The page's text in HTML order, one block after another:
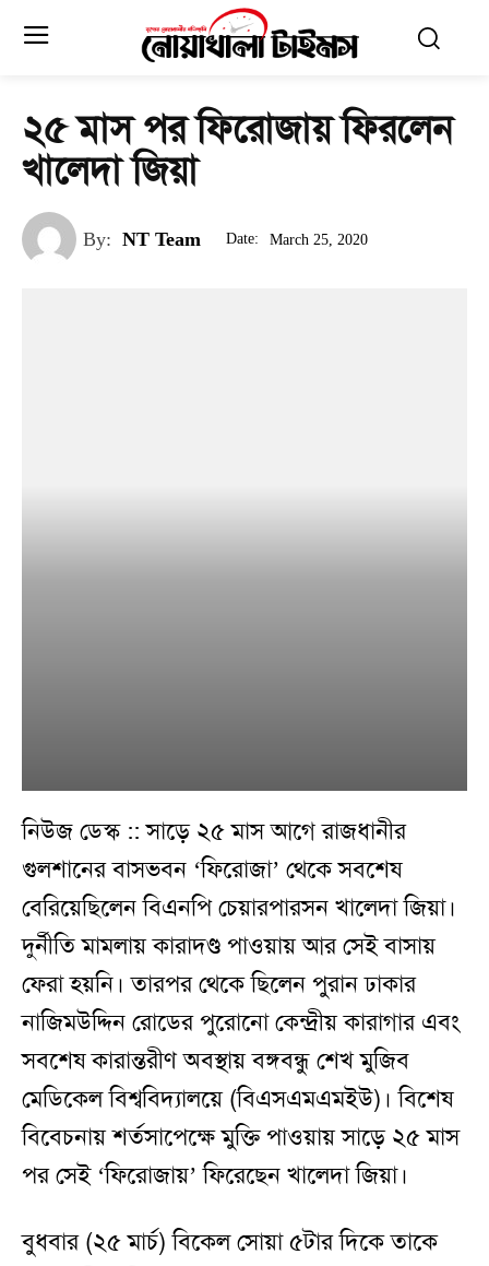
২৫ মাস পর ফিরোজায় ফিরলেন
খালেদা জিয়া
By: NT Team Date: March 25, 2020
নিউজ ডেস্ক :: সাড়ে ২৫ মাস আগে রাজধানীর
গুলশানের বাসভবন ‘ফিরোজা’ থেকে সবশেষ
বেরিয়েছিলেন বিএনপি চেয়ারপারসন খালেদা জিয়া।
দুর্নীতি মামলায় কারাদণ্ড পাওয়ায় আর সেই বাসায়
ফেরা হয়নি। তারপর থেকে ছিলেন পুরান ঢাকার
নাজিমউদ্দিন রোডের পুরোনো কেন্দ্রীয় কারাগার এবং
সবশেষ কারান্তরীণ অবস্থায় বঙ্গবন্ধু শেখ মুজিব
মেডিকেল বিশ্ববিদ্যালয়ে (বিএসএমএমইউ)। বিশেষ
বিবেচনায় শর্তসাপেক্ষে মুক্তি পাওয়ায় সাড়ে ২৫ মাস
পর সেই ‘ফিরোজায়’ ফিরেছেন খালেদা জিয়া।
বুধবার (২৫ মার্চ) বিকেল সোয়া ৫টার দিকে তাকে